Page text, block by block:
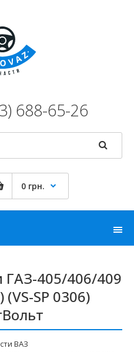
688-65-26
0 грн.
ГАЗ-405/406/409
SP 0306)
ВАЗ